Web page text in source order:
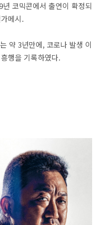
코믹콘에서 출연이 확정되
메시.
약 3년만에, 코로나 발생 이
행을 기록하였다.